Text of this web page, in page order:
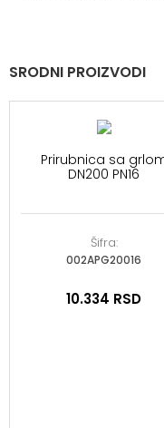
SRODNI PROIZVODI
Prirubnica sa
DN200 PN16
Šifra:
002APG20016
10.334 RSD